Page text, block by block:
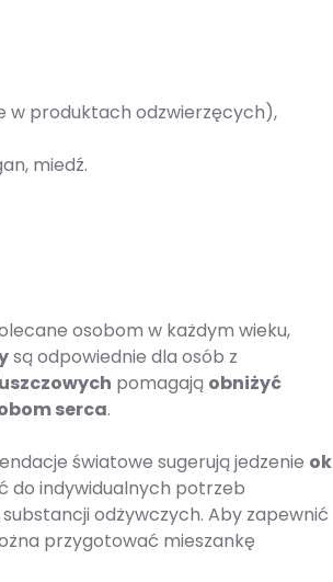
w produktach odzwierzęcych),
miedź.
osobom w każdym wieku,
są odpowiednie dla osób z
pomagają obniżyć
serca.
światowe sugerują jedzenie ok
do indywidualnych potrzeb
odżywczych. Aby zapewnić
przygotować mieszankę